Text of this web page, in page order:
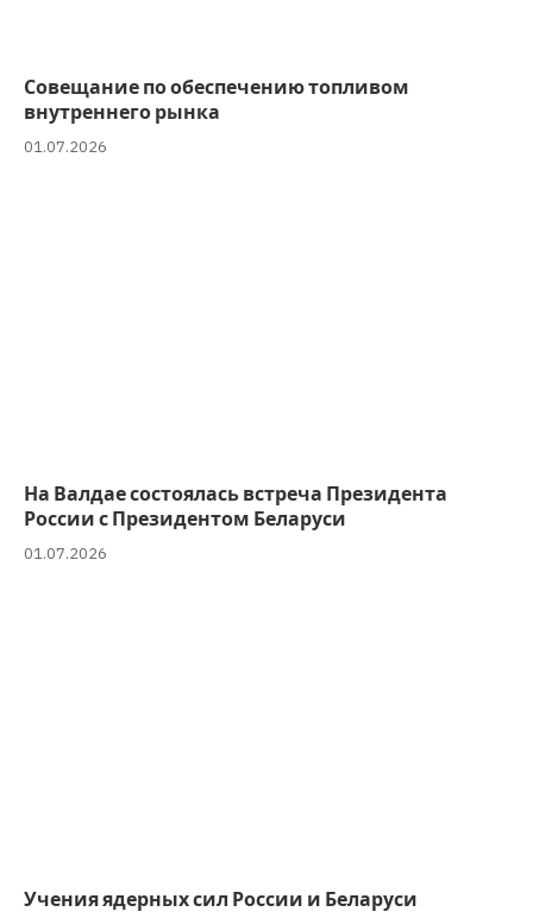
Совещание по обеспечению топливом
внутреннего рынка
01.07.2026
На Валдае состоялась встреча Президента
России с Президентом Беларуси
01.07.2026
Учения ядерных сил России и Беларуси